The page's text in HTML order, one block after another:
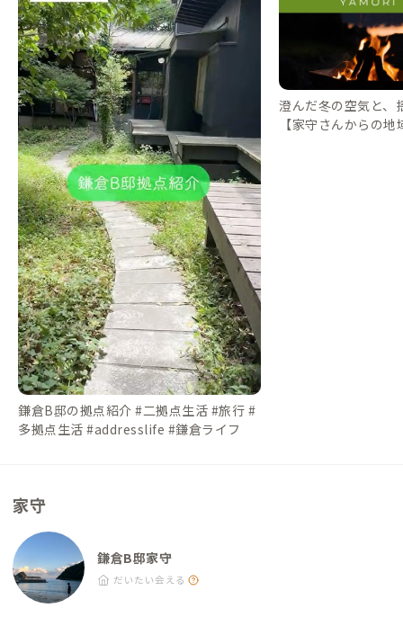
鎌倉B邸の拠点紹介 #二拠点生活 #旅行 #
多拠点生活 #addresslife #鎌倉ライフ
澄んだ冬の空気と、
【家守さんからの
家守
鎌倉B邸家守
だいたい会える